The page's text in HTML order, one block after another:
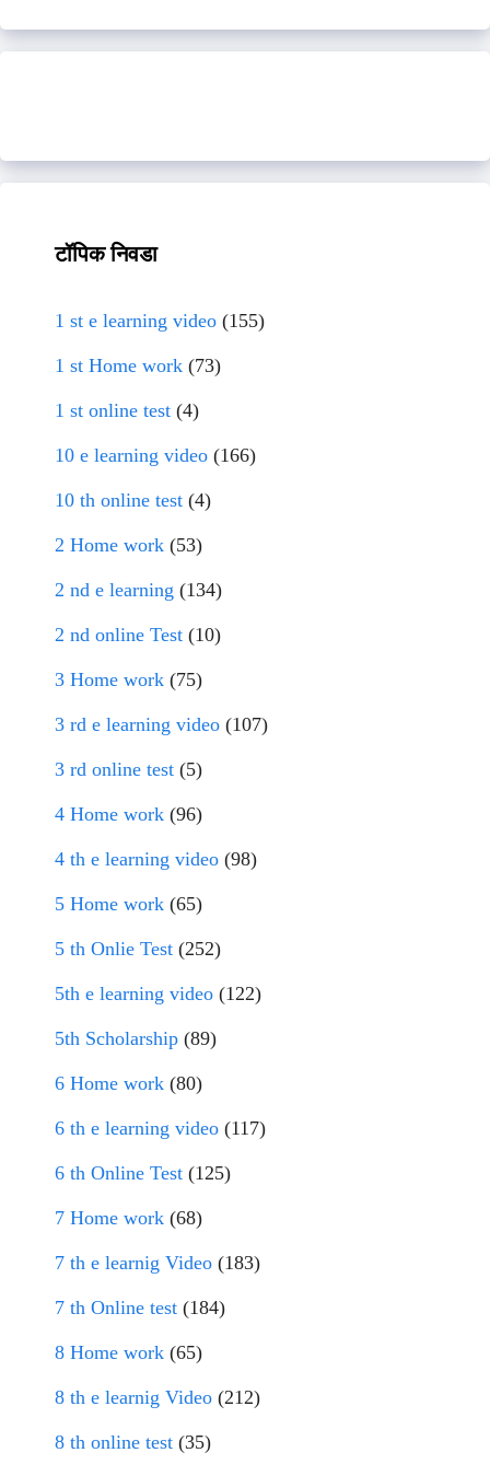
टॉपिक निवडा
1 st e learning video (155)
1 st Home work (73)
1 st online test (4)
10 e learning video (166)
10 th online test (4)
2 Home work (53)
2 nd e learning (134)
2 nd online Test (10)
3 Home work (75)
3 rd e learning video (107)
3 rd online test (5)
4 Home work (96)
4 th e learning video (98)
5 Home work (65)
5 th Onlie Test (252)
5th e learning video (122)
5th Scholarship (89)
6 Home work (80)
6 th e learning video (117)
6 th Online Test (125)
7 Home work (68)
7 th e learnig Video (183)
7 th Online test (184)
8 Home work (65)
8 th e learnig Video (212)
8 th online test (35)